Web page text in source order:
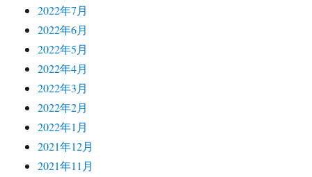
2022年7月
2022年6月
2022年5月
2022年4月
2022年3月
2022年2月
2022年1月
2021年12月
2021年11月